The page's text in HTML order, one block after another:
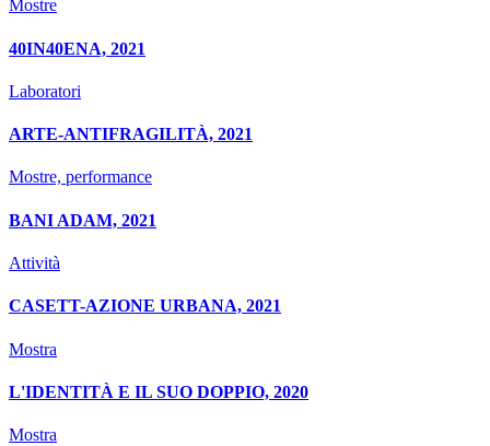
Mostre
40IN40ENA, 2021
Laboratori
ARTE-ANTIFRAGILITÀ, 2021
Mostre, performance
BANI ADAM, 2021
Attività
CASETT-AZIONE URBANA, 2021
Mostra
L'IDENTITÀ E IL SUO DOPPIO, 2020
Mostra